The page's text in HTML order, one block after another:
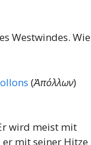
Westwindes. Wie
(Ἀπόλλων)
wird meist mit
mit seiner Hitze